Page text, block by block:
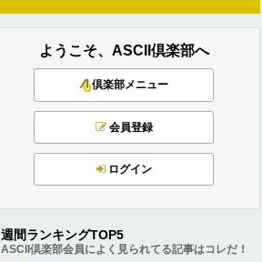
ようこそ、ASCII倶楽部へ
倶楽部メニュー
会員登録
ログイン
週間ランキングTOP5
ASCII倶楽部会員によく見られてる記事はコレだ！